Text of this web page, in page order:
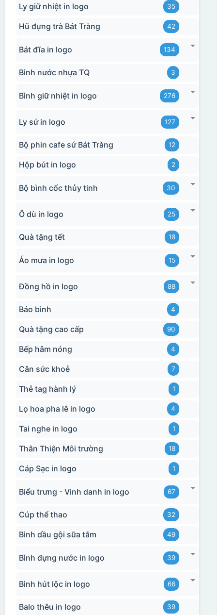
Ly giữ nhiệt in logo 35
Hũ đựng trà Bát Tràng 42
Bát đĩa in logo 134
Bình nước nhựa TQ 3
Bình giữ nhiệt in logo 276
Ly sứ in logo 127
Bộ phin cafe sứ Bát Tràng 12
Hộp bút in logo 2
Bộ bình cốc thủy tinh 30
Ô dù in logo 25
Quà tặng tết 18
Áo mưa in logo 15
Đồng hồ in logo 88
Bảo bình 4
Quà tặng cao cấp 90
Bếp hâm nóng 4
Cân sức khoẻ 7
Thẻ tag hành lý 1
Lọ hoa pha lê in logo 4
Tai nghe in logo 1
Thân Thiện Môi trường 18
Cáp Sạc in logo 1
Biểu trưng - Vinh danh in logo 67
Cúp thể thao 32
Bình dầu gội sữa tắm 49
Bình đựng nước in logo 39
Bình hút lộc in logo 66
Balo thêu in logo 39